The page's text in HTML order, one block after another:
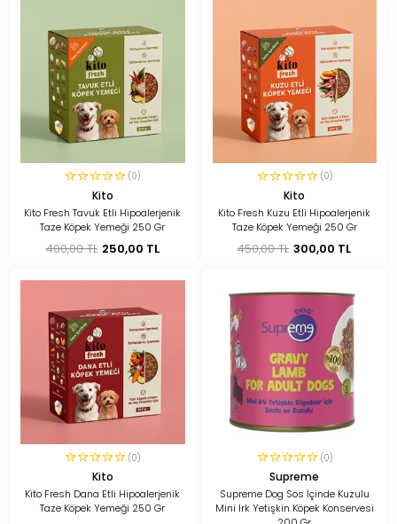
(0)
Kito
Kito Fresh Tavuk Etli Hipoalerjenik
Taze Köpek Yemeği 250 Gr
400,00 TL 250,00 TL
(0)
Kito
Kito Fresh Kuzu Etli Hipoalerjenik
Taze Köpek Yemeği 250 Gr
450,00 TL 300,00 TL
(0)
Kito
Kito Fresh Dana Etli Hipoalerjenik
Taze Köpek Yemeği 250 Gr
(0)
Supreme
Supreme Dog Sos İçinde Kuzulu
Mini Irk Yetişkin Köpek Konservesi